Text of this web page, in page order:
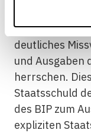
mehr in den
deutliches
und Ausgaben
herrschen.
Staatsschuld
des BIP zum
expliziten